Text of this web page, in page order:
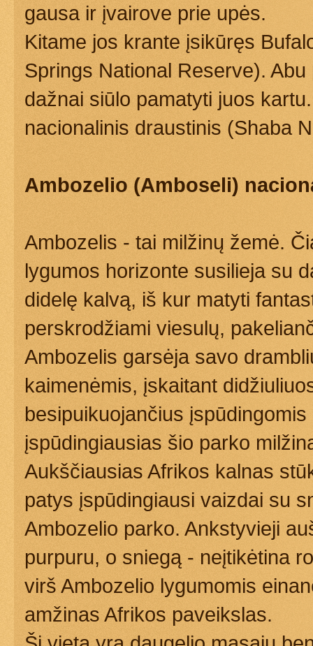
gausa ir įvairove prie upės.
Kitame jos krante įsikūręs
Springs National Reserve).
dažnai siūlo pamatyti juos
nacionalinis draustinis (Shaba
Ambozelio (Amboseli)
Ambozelis - tai milžinų žemė.
lygumos horizonte susilieja su
didelę kalvą, iš kur matyti
perskrodžiami viesulų,
Ambozelis garsėja savo
kaimenėmis, įskaitant
besipuikuojančius
įspūdingiausias šio parko
Aukščiausias Afrikos kalnas
patys įspūdingiausi vaizdai su
Ambozelio parko. Ankstyvieji
purpuru, o sniegą - neįtikėtina
virš Ambozelio lygumomis
amžinas Afrikos paveikslas.